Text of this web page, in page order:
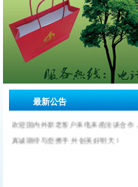
最新公告
欢迎国内外新老客户来电来函洽谈合作，
真诚期待与您携手 共创美好明天！